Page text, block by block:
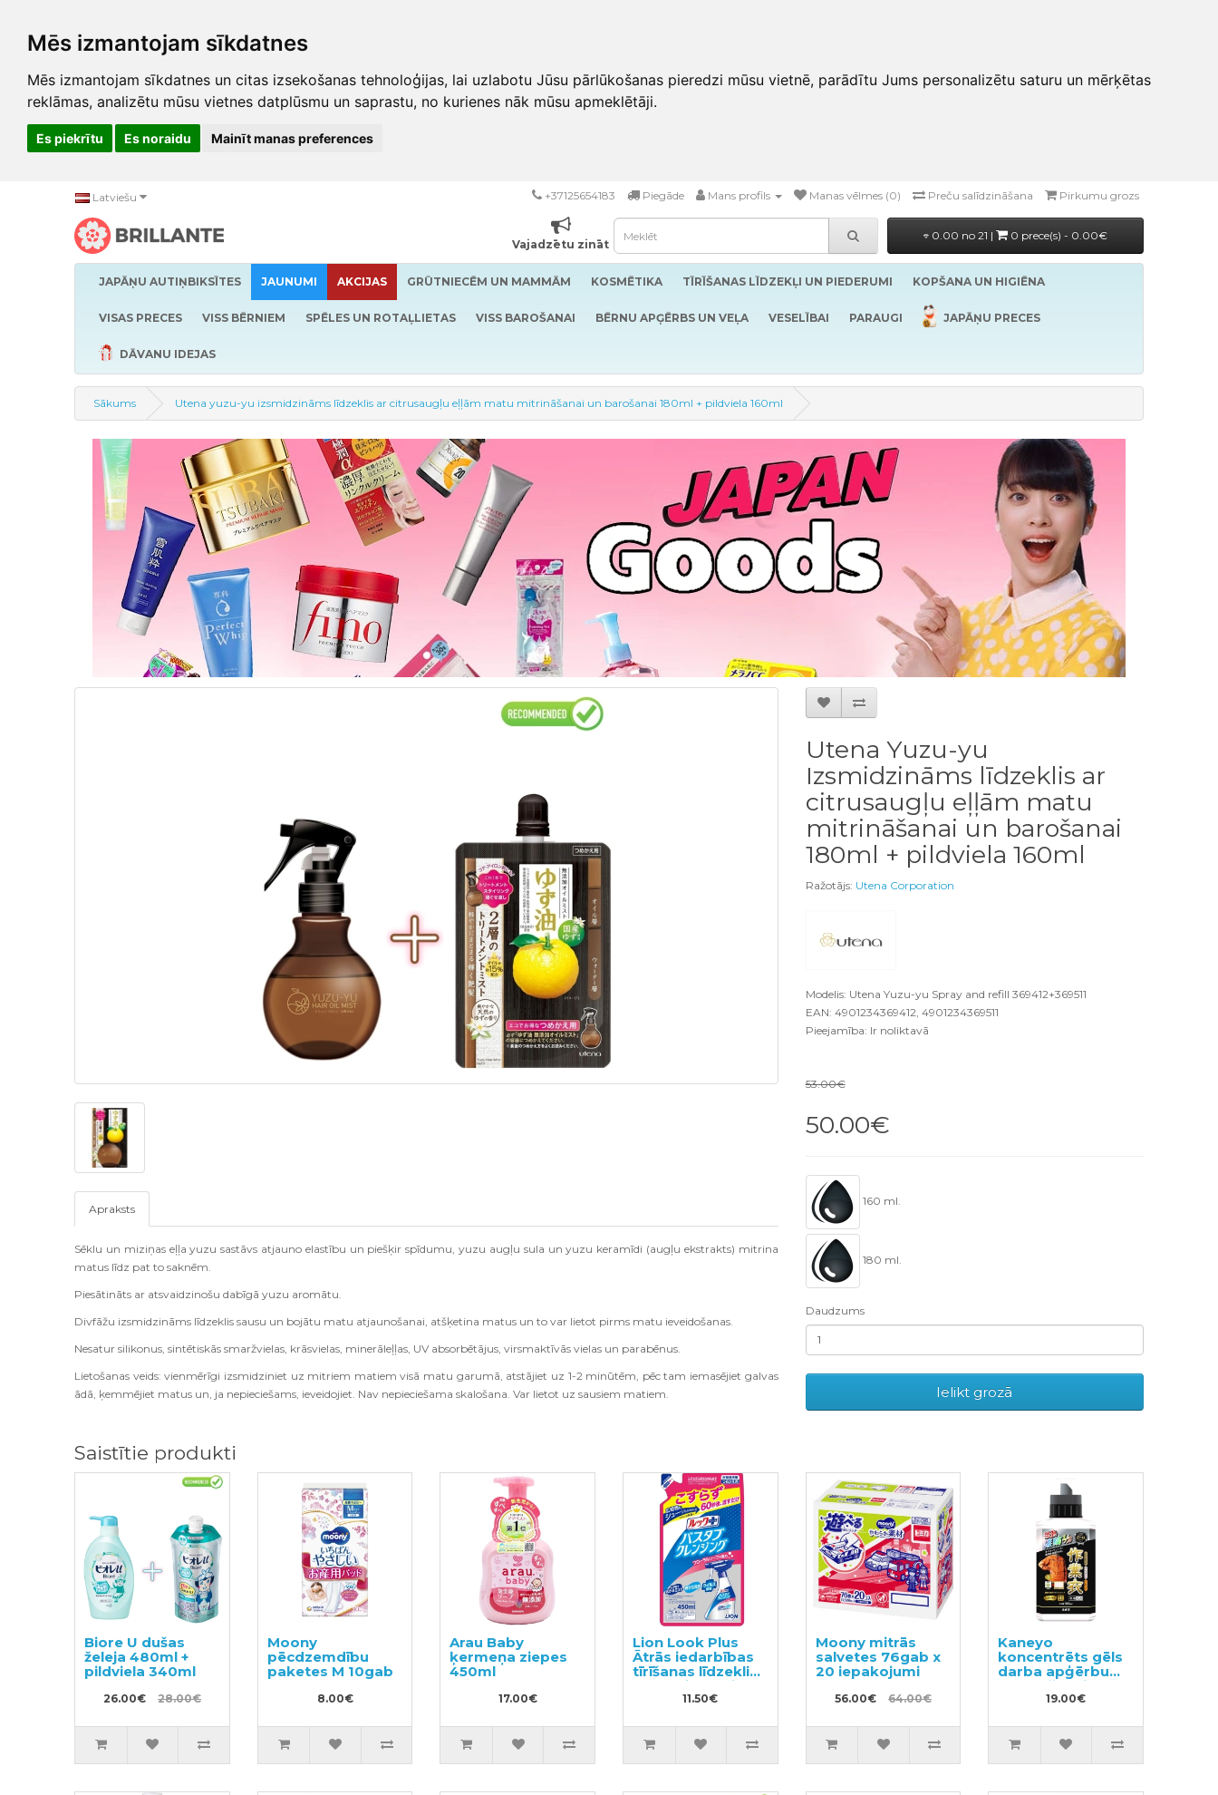
Mēs izmantojam sīkdatnes
Mēs izmantojam sīkdatnes un citas izsekošanas tehnoloģijas, lai uzlabotu Jūsu pārlūkošanas pieredzi mūsu vietnē, parādītu Jums personalizētu saturu un mērķētas
reklāmas, analizētu mūsu vietnes datplūsmu un saprastu, no kurienes nāk mūsu apmeklētāji.
Es piekrītu Es noraidu Mainīt manas preferences
Latviešu +37125654183 Piegāde Mans profils Manas vēlmes (0) Preču salīdzināšana Pirkumu grozs
Vajadzētu zināt
0.00 no 21 | 0 prece(s) - 0.00€
JAPĀŅU AUTIŅBIKSĪTES JAUNUMI AKCIJAS GRŪTNIECĒM UN MAMMĀM KOSMĒTIKA TĪRĪŠANAS LĪDZEKĻI UN PIEDERUMI KOPŠANA UN HIGIĒNA
VISAS PRECES VISS BĒRNIEM SPĒLES UN ROTAĻLIETAS VISS BAROŠANAI BĒRNU APĢĒRBS UN VEĻA VESELĪBAI PARAUGI JAPĀŅU PRECES
DĀVANU IDEJAS
Sākums Utena yuzu-yu izsmidzināms līdzeklis ar citrusaugļu eļļām matu mitrināšanai un barošanai 180ml + pildviela 160ml
Apraksts
Sēklu un miziņas eļļa yuzu sastāvs atjauno elastību un piešķir spīdumu, yuzu augļu sula un yuzu keramīdi (augļu ekstrakts) mitrina
matus līdz pat to saknēm.
Piesātināts ar atsvaidzinošu dabīgā yuzu aromātu.
Divfāžu izsmidzināms līdzeklis sausu un bojātu matu atjaunošanai, atšķetina matus un to var lietot pirms matu ieveidošanas.
Nesatur silikonus, sintētiskās smaržvielas, krāsvielas, minerāleļļas, UV absorbētājus, virsmaktīvās vielas un parabēnus.
Lietošanas veids: vienmērīgi izsmidziniet uz mitriem matiem visā matu garumā, atstājiet uz 1-2 minūtēm, pēc tam iemasējiet galvas
ādā, ķemmējiet matus un, ja nepieciešams, ieveidojiet. Nav nepieciešama skalošana. Var lietot uz sausiem matiem.
Utena Yuzu-yu
Izsmidzināms līdzeklis ar
citrusaugļu eļļām matu
mitrināšanai un barošanai
180ml + pildviela 160ml
Ražotājs: Utena Corporation
Modelis: Utena Yuzu-yu Spray and refill 369412+369511
EAN: 4901234369412, 4901234369511
Pieejamība: Ir noliktavā
53.00€
50.00€
160 ml.
180 ml.
Daudzums
Ielikt grozā
Saistītie produkti
Biore U dušas
želeja 480ml +
pildviela 340ml
26.00€ 28.00€
Moony
pēcdzemdību
paketes M 10gab
8.00€
Arau Baby
ķermeņa ziepes
450ml
17.00€
Lion Look Plus
Ātrās iedarbības
tīrīšanas līdzeklis
vannasistabai ar
ziepju aromātu,
11.50€
Moony mitrās
salvetes 76gab x
20 iepakojumi
56.00€ 64.00€
Kaneyo
koncentrēts gēls
darba apģērbu
mazgāšanai
19.00€